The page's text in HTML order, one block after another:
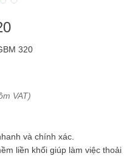
320
VAT)
và chính xác.
liền khối giúp làm việc thoải